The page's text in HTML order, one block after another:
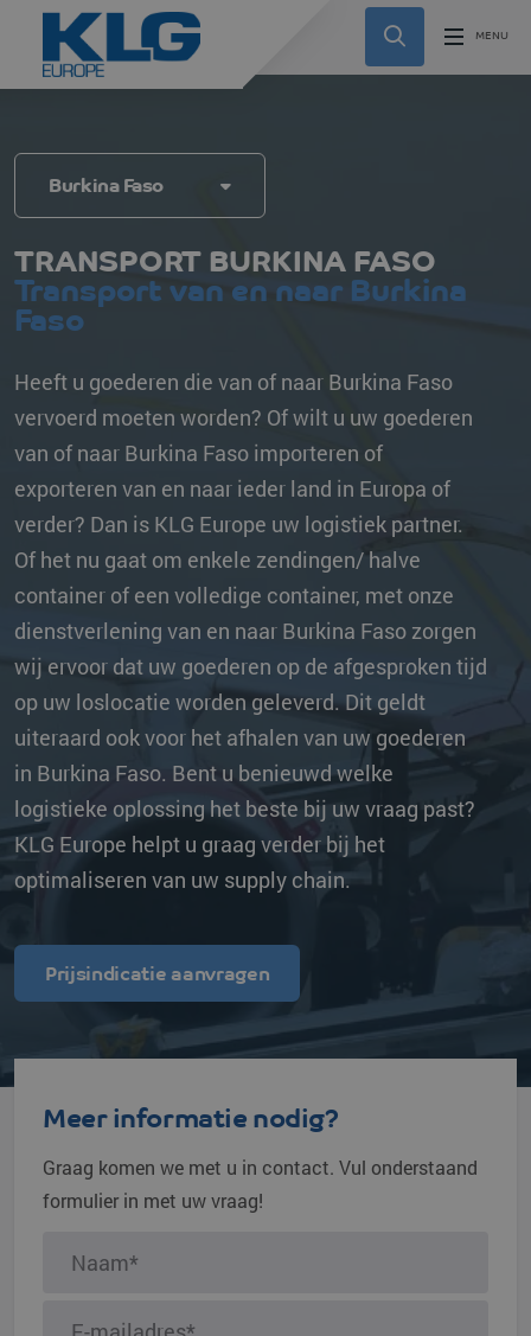
Burkina Faso
TRANSPORT BURKINA FASO
Transport van en naar Burkina
Faso
Heeft u goederen die van of naar Burkina Faso
vervoerd moeten worden? Of wilt u uw goederen
van of naar Burkina Faso importeren of
exporteren van en naar ieder land in Europa of
verder? Dan is KLG Europe uw logistiek partner.
Of het nu gaat om enkele zendingen/ halve
container of een volledige container, met onze
dienstverlening van en naar Burkina Faso zorgen
wij ervoor dat uw goederen op de afgesproken tijd
op uw loslocatie worden geleverd. Dit geldt
uiteraard ook voor het afhalen van uw goederen
in Burkina Faso. Bent u benieuwd welke
logistieke oplossing het beste bij uw vraag past?
KLG Europe helpt u graag verder bij het
optimaliseren van uw supply chain.
Prijsindicatie aanvragen
Meer informatie nodig?
Graag komen we met u in contact. Vul onderstaand
formulier in met uw vraag!